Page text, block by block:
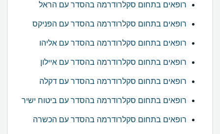
רופאים בתחום סקלרודרמה בהסדר עם הראל
רופאים בתחום סקלרודרמה בהסדר עם הפניקס
רופאים בתחום סקלרודרמה בהסדר עם אליהו
רופאים בתחום סקלרודרמה בהסדר עם איילון
רופאים בתחום סקלרודרמה בהסדר עם דקלה
רופאים בתחום סקלרודרמה בהסדר עם ביטוח ישיר
רופאים בתחום סקלרודרמה בהסדר עם הכשרה